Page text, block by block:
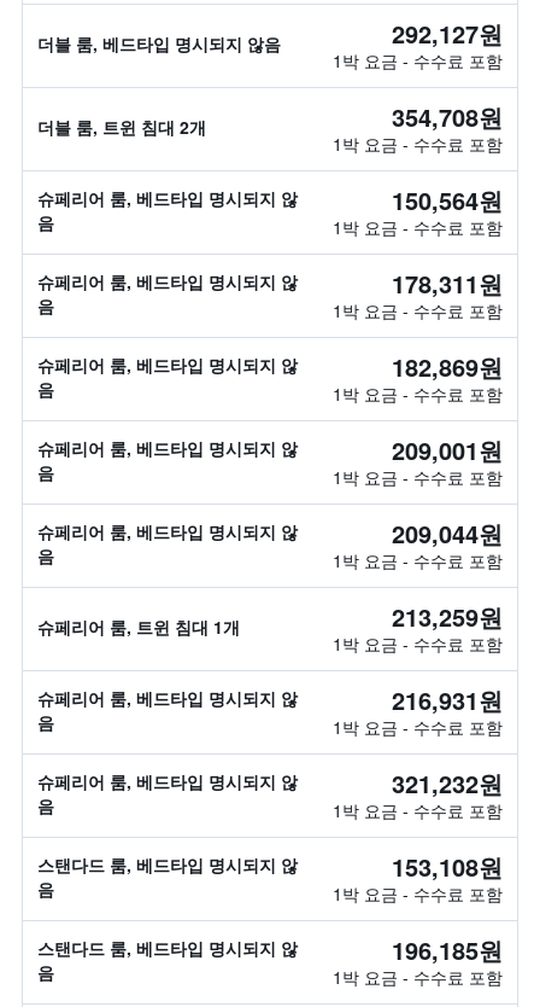
더블 룸, 베드타입 명시되지 않음 292,127원
1박 요금 - 수수료 포함
더블 룸, 트윈 침대 2개 354,708원
1박 요금 - 수수료 포함
슈페리어 룸, 베드타입 명시되지 않
음
150,564원
1박 요금 - 수수료 포함
슈페리어 룸, 베드타입 명시되지 않
음
178,311원
1박 요금 - 수수료 포함
슈페리어 룸, 베드타입 명시되지 않
음
182,869원
1박 요금 - 수수료 포함
슈페리어 룸, 베드타입 명시되지 않
음
209,001원
1박 요금 - 수수료 포함
슈페리어 룸, 베드타입 명시되지 않
음
209,044원
1박 요금 - 수수료 포함
슈페리어 룸, 트윈 침대 1개 213,259원
1박 요금 - 수수료 포함
슈페리어 룸, 베드타입 명시되지 않
음
216,931원
1박 요금 - 수수료 포함
슈페리어 룸, 베드타입 명시되지 않
음
321,232원
1박 요금 - 수수료 포함
스탠다드 룸, 베드타입 명시되지 않
음
153,108원
1박 요금 - 수수료 포함
스탠다드 룸, 베드타입 명시되지 않
음
196,185원
1박 요금 - 수수료 포함